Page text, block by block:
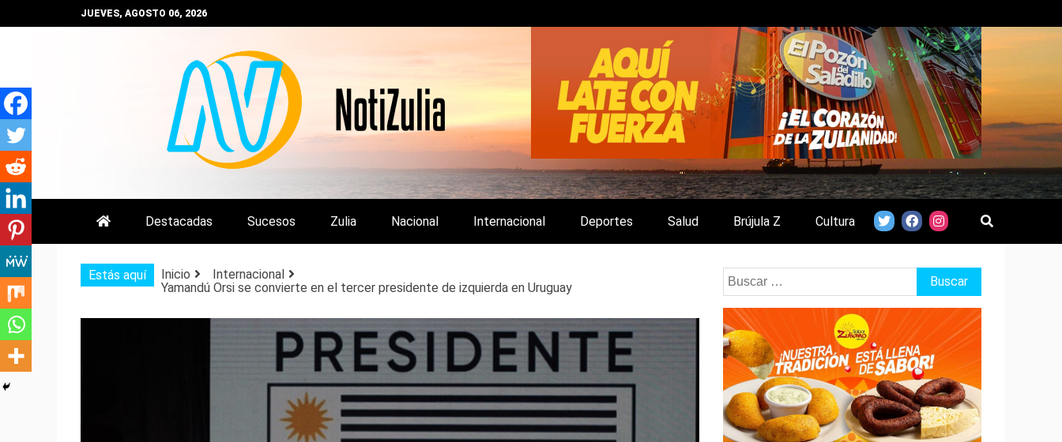
al
JUEVES, AGOSTO 06, 2026
NOTIZULIA
NOTICIAS DEL ZULIA, VENEZUELA Y DE INTERÉS GENERAL.
Destacadas Sucesos Zulia Nacional Internacional Deportes Salud Brújula Z Cultura
Estás aquí Inicio
Internacional
Yamandú Orsi se convierte en el tercer presidente de izquierda en Uruguay
Buscar: